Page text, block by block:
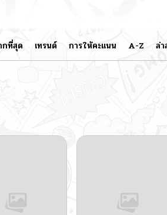
กที่สุด เทรนด์ การให้คะแนน A-Z ล่